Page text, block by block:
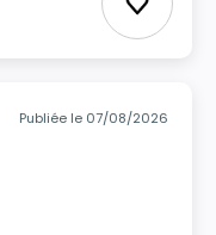
Ajouter
Publiée le 07/08/2026